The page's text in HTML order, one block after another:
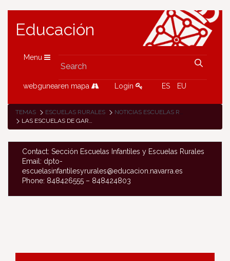
Educación
Menu
webgunearen mapa Login ES EU
TEMAS ESCUELAS RURALES
NOTICIAS ESCUELAS RURALES
LAS ESCUELAS DE GARTZAIN Y ARRAIOZ COMPARTEN VISITA A LA FERIA DE LITERATURA INFANTIL EN EUSKERA DE SARA
Contact: Sección Escuelas Infantiles y Escuelas Rurales
Email: dpto-
escuelasinfantilesyrurales@educacion.navarra.es
Phone: 848426555 – 848424803